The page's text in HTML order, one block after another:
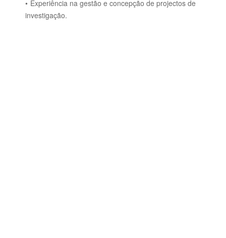
Experiência na gestão e concepção de projectos de
investigação.